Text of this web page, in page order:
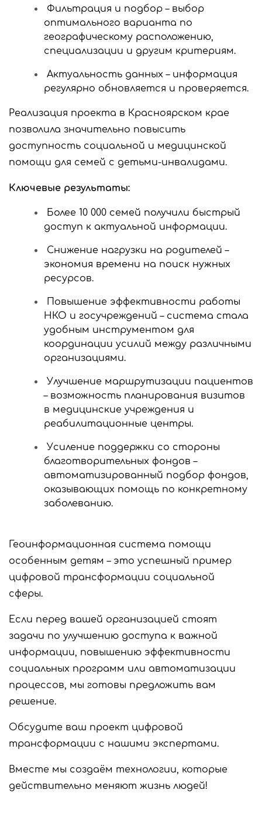
Фильтрация и подбор – выбор
оптимального варианта по
географическому расположению,
специализации и другим критериям.
Актуальность данных – информация
регулярно обновляется и проверяется.
Реализация проекта в Красноярском крае
позволила значительно повысить
доступность социальной и медицинской
помощи для семей с детьми-инвалидами.
Ключевые результаты:
Более 10 000 семей получили быстрый
доступ к актуальной информации.
Снижение нагрузки на родителей –
экономия времени на поиск нужных
ресурсов.
Повышение эффективности работы
НКО и госучреждений – система стала
удобным инструментом для
координации усилий между различными
организациями.
Улучшение маршрутизации пациентов
– возможность планирования визитов
в медицинские учреждения и
реабилитационные центры.
Усиление поддержки со стороны
благотворительных фондов –
автоматизированный подбор фондов,
оказывающих помощь по конкретному
заболеванию.
Геоинформационная система помощи
особенным детям – это успешный пример
цифровой трансформации социальной
сферы.
Если перед вашей организацией стоят
задачи по улучшению доступа к важной
информации, повышению эффективности
социальных программ или автоматизации
процессов, мы готовы предложить вам
решение.
Обсудите ваш проект цифровой
трансформации с нашими экспертами.
Вместе мы создаём технологии, которые
действительно меняют жизнь людей!